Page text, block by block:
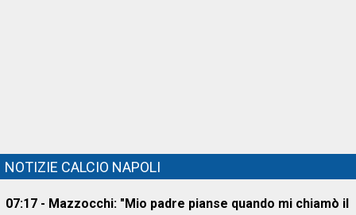
NOTIZIE CALCIO NAPOLI
07:17 - Mazzocchi: "Mio padre pianse quando mi chiamò il